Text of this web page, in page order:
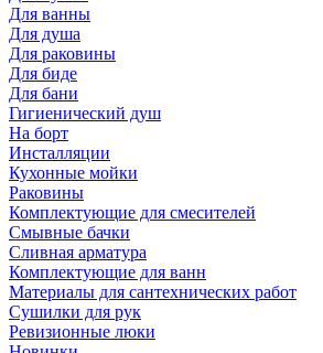
Для ванны
Для душа
Для раковины
Для биде
Для бани
Гигиенический душ
На борт
Инсталляции
Кухонные мойки
Раковины
Комплектующие для смесителей
Смывные бачки
Сливная арматура
Комплектующие для ванн
Материалы для сантехнических работ
Сушилки для рук
Ревизионные люки